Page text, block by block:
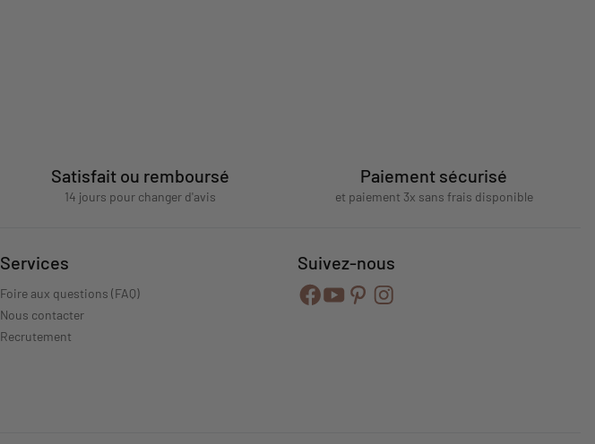
Satisfait ou remboursé
14 jours pour changer d'avis
Paiement sécurisé
et paiement 3x sans frais disponible
Services
Foire aux questions (FAQ)
Nous contacter
Recrutement
Suivez-nous